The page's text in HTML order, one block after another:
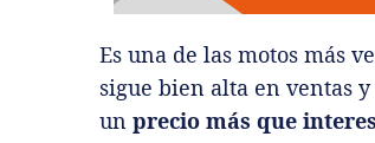
Es una de las motos más
sigue bien alta en ventas
un precio más que